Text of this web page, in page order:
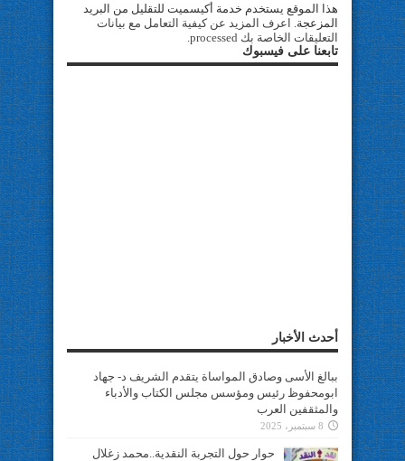
هذا الموقع يستخدم خدمة أكيسميت للتقليل من البريد
المزعجة. اعرف المزيد عن كيفية التعامل مع بيانات
التعليقات الخاصة بك processed
تابعنا على فيسبوك
أحدث الأخبار
ببالغ الأسى وصادق المواساة يتقدم الشريف د- جهاد
ابومحفوظ رئيس ومؤسس مجلس الكتاب والأدباء
والمثقفين العرب
8 سبتمبر، 2025
حوار حول التجربة النقدية..محمد زغلال